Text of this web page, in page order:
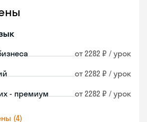
от 2282 ₽ / урок
от 2282 ₽ / урок
- премиум от 2282 ₽ / урок
(4)